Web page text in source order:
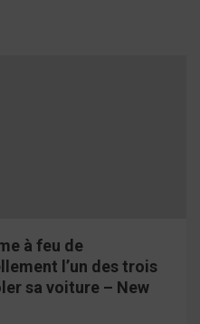
à feu de
l’un des trois
sa voiture – New